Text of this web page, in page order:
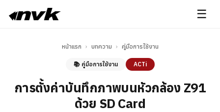
☰
หน้าแรก › บทความ › คู่มือการใช้งาน
📚 คู่มือการใช้งาน ACTi
การตั้งค่าบันทึกภาพบนหัวกล้อง Z91
ด้วย SD Card